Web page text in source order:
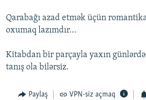
Qarabağı azad etmək üçün
oxumaq lazımdır...
Kitabdan bir parçayla yaxın günlərdə
tanış ola bilərsiz.
Paylaş VPN-siz açmaq